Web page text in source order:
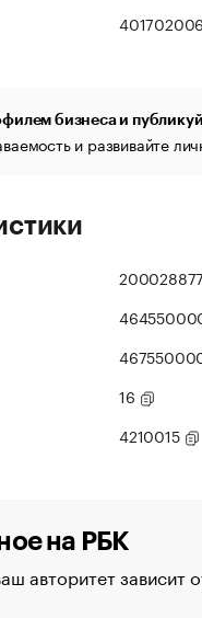
бизнеса и
и развивайте
16
4210015
на РБК
авторитет зависит